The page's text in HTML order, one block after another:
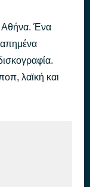
Αθήνα. Ένα
λαϊκή και